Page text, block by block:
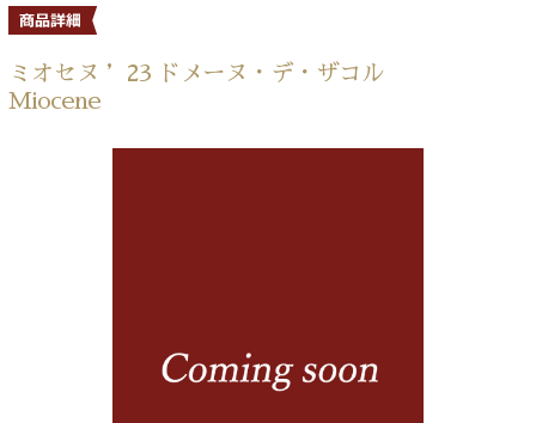
ミオセヌ ’23 ドメーヌ・デ・ザコル
Miocene